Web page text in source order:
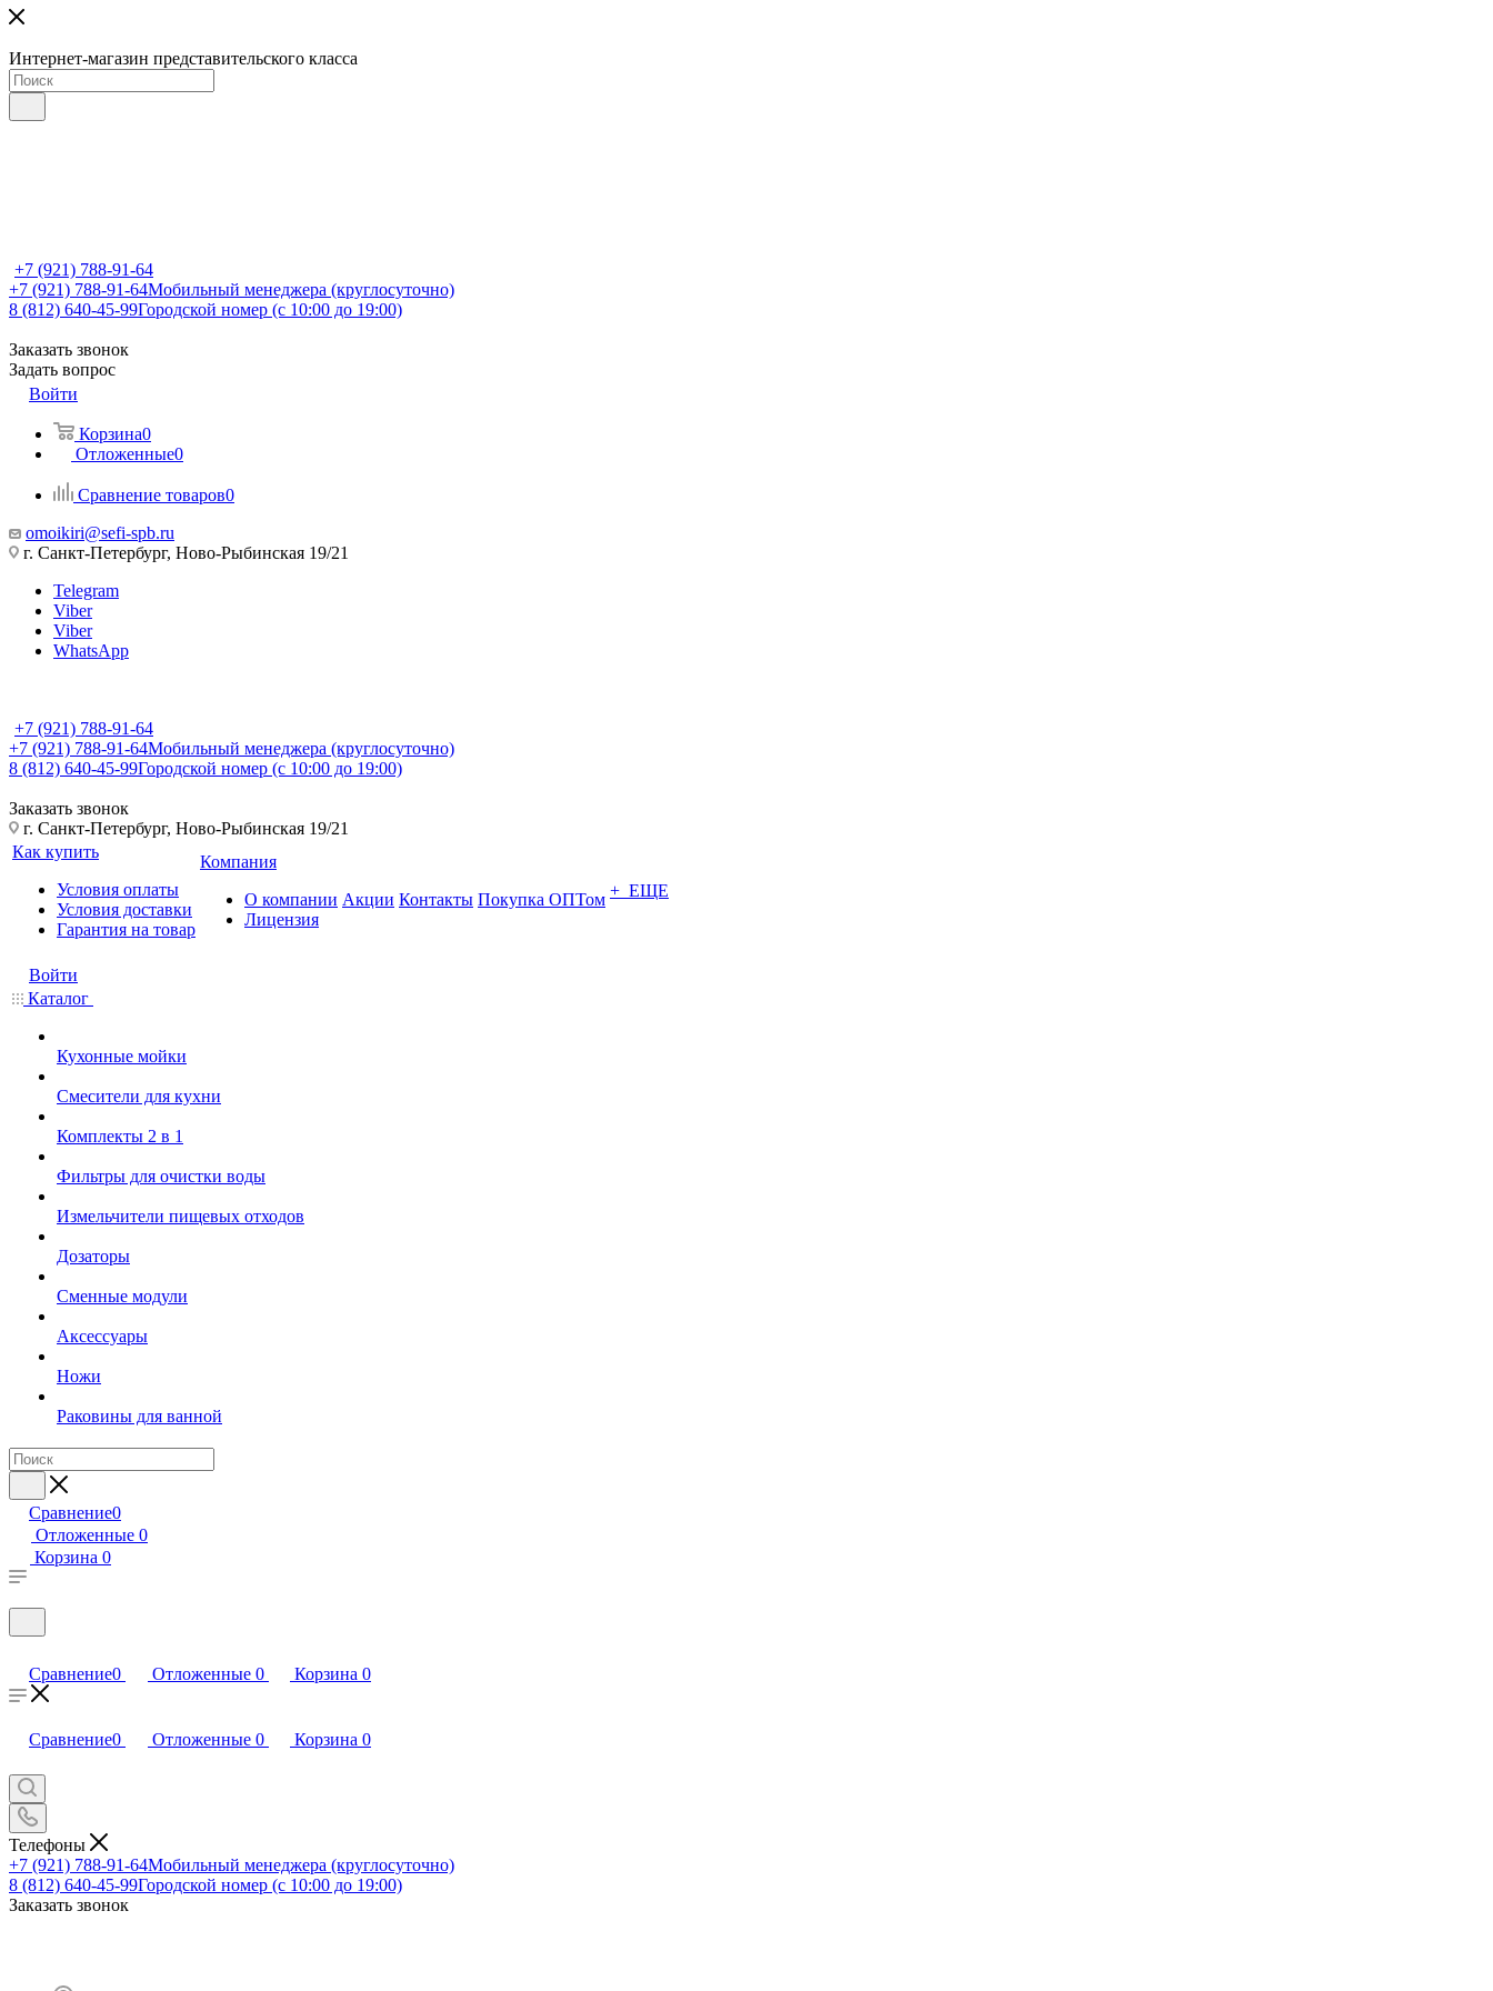
Интернет-магазин представительского класса
+7 (921) 788-91-64
+7 (921) 788-91-64Мобильный менеджера (круглосуточно)
8 (812) 640-45-99Городской номер (с 10:00 до 19:00)
Заказать звонок
Задать вопрос
Войти
Корзина0
Отложенные0
Сравнение товаров0
omoikiri@sefi-spb.ru
г. Санкт-Петербург, Ново-Рыбинская 19/21
Telegram
Viber
Viber
WhatsApp
+7 (921) 788-91-64
+7 (921) 788-91-64Мобильный менеджера (круглосуточно)
8 (812) 640-45-99Городской номер (с 10:00 до 19:00)
Заказать звонок
г. Санкт-Петербург, Ново-Рыбинская 19/21
Как купить
Условия оплаты
Условия доставки
Гарантия на товар
Компания
О компании
Лицензия
Акции Контакты Покупка ОПТом + ЕЩЕ
Войти
Каталог
Кухонные мойки
Смесители для кухни
Комплекты 2 в 1
Фильтры для очистки воды
Измельчители пищевых отходов
Дозаторы
Cменные модули
Аксессуары
Ножи
Раковины для ванной
Сравнение0
Отложенные 0
Корзина 0
Сравнение0 Отложенные 0 Корзина 0
Сравнение0 Отложенные 0 Корзина 0
Телефоны
+7 (921) 788-91-64Мобильный менеджера (круглосуточно)
8 (812) 640-45-99Городской номер (с 10:00 до 19:00)
Заказать звонок